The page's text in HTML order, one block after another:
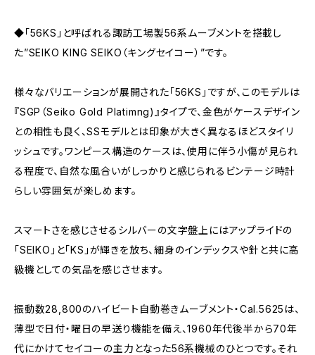
◆「56KS」と呼ばれる諏訪工場製56系ムーブメントを搭載し
た”SEIKO KING SEIKO（キングセイコー）”です。
様々なバリエーションが展開された「56KS」ですが、このモデルは
『SGP（Seiko Gold Platimng)』タイプで、金色がケースデザイン
との相性も良く、SSモデルとは印象が大きく異なるほどスタイリ
ッシュです。ワンピース構造のケースは、使用に伴う小傷が見られ
る程度で、自然な風合いがしっかりと感じられるビンテージ時計
らしい雰囲気が楽しめます。
スマートさを感じさせるシルバーの文字盤上にはアップライドの
「SEIKO」と「KS」が輝きを放ち、細身のインデックスや針と共に高
級機としての気品を感じさせます。
振動数28,800のハイビート自動巻きムーブメント・Cal.5625は、
薄型で日付・曜日の早送り機能を備え、1960年代後半から70年
代にかけてセイコーの主力となった56系機械のひとつです。それ